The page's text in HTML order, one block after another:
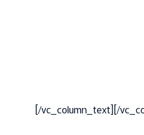
[/vc_column_text][/